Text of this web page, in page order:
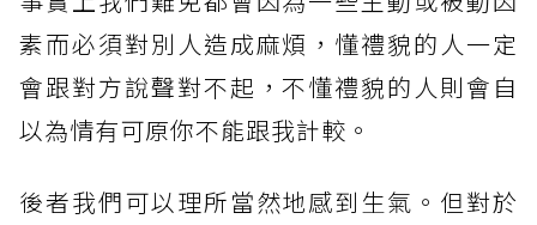
素而必須對別人造成麻煩，懂禮貌的人一定
會跟對方說聲對不起，不懂禮貌的人則會自
以為情有可原你不能跟我計較。
後者我們可以理所當然地感到生氣。但對於